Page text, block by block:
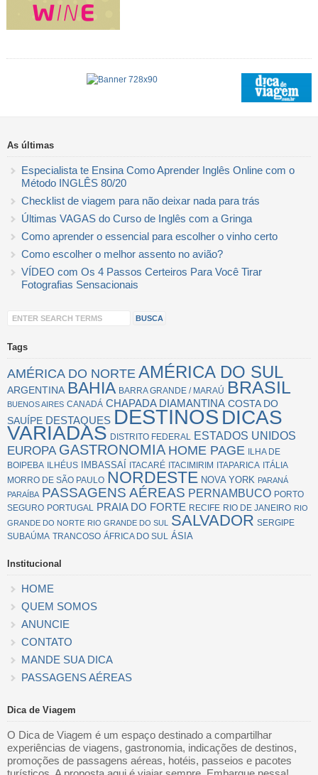
As últimas
Especialista te Ensina Como Aprender Inglês Online com o
Método INGLÊS 80/20
Checklist de viagem para não deixar nada para trás
Últimas VAGAS do Curso de Inglês com a Gringa
Como aprender o essencial para escolher o vinho certo
Como escolher o melhor assento no avião?
VÍDEO com Os 4 Passos Certeiros Para Você Tirar
Fotografias Sensacionais
Tags
AMÉRICA DO NORTE AMÉRICA DO SUL
ARGENTINA BAHIA BARRA GRANDE / MARAÚ BRASIL
BUENOS AIRES CANADÁ CHAPADA DIAMANTINA COSTA DO
SAUÍPE DESTAQUES DESTINOS DICAS
VARIADAS DISTRITO FEDERAL ESTADOS UNIDOS
EUROPA GASTRONOMIA HOME PAGE ILHA DE
BOIPEBA ILHÉUS IMBASSAÍ ITACARÉ ITACIMIRIM ITAPARICA ITÁLIA
MORRO DE SÃO PAULO NORDESTE NOVA YORK PARANÁ
PARAÍBA PASSAGENS AÉREAS PERNAMBUCO PORTO
SEGURO PORTUGAL PRAIA DO FORTE RECIFE RIO DE JANEIRO RIO
GRANDE DO NORTE RIO GRANDE DO SUL SALVADOR SERGIPE
SUBAÚMA TRANCOSO ÁFRICA DO SUL ÁSIA
Institucional
HOME
QUEM SOMOS
ANUNCIE
CONTATO
MANDE SUA DICA
PASSAGENS AÉREAS
Dica de Viagem
O Dica de Viagem é um espaço destinado a compartilhar
experiências de viagens, gastronomia, indicações de destinos,
promoções de passagens aéreas, hotéis, passeios e pacotes